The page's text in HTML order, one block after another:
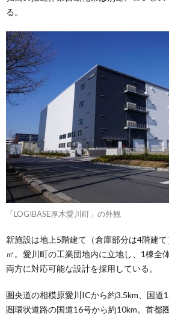
る。
「LOGIBASE厚木愛川町」の外観
新施設は地上5階建て（倉庫部分は4階建
㎡。愛川町の工業団地内に立地し、1棟全
両方に対応可能な設計を採用している。
圏央道の相模原愛川ICから約3.5km、国道
圏環状道路の国道16号から約10km。首都